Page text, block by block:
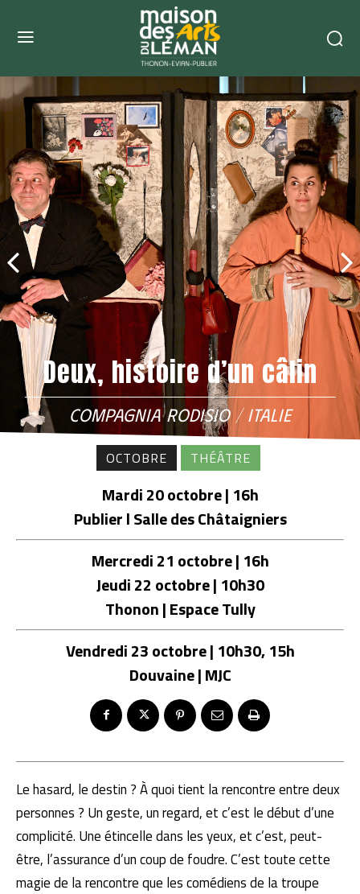
Deux, histoire d’un câlin
COMPAGNIA RODISIO / ITALIE
OCTOBRE THÉÂTRE
Mardi 20 octobre | 16h
Publier l Salle des Châtaigniers
Mercredi 21 octobre | 16h
Jeudi 22 octobre | 10h30
Thonon | Espace Tully
Vendredi 23 octobre | 10h30, 15h
Douvaine | MJC
Le hasard, le destin ? À quoi tient la rencontre entre deux
personnes ? Un geste, un regard, et c’est le début d’une
complicité. Une étincelle dans les yeux, et c’est, peut-
être, l’assurance d’un coup de foudre. C’est toute cette
magie de la rencontre que les comédiens de la troupe